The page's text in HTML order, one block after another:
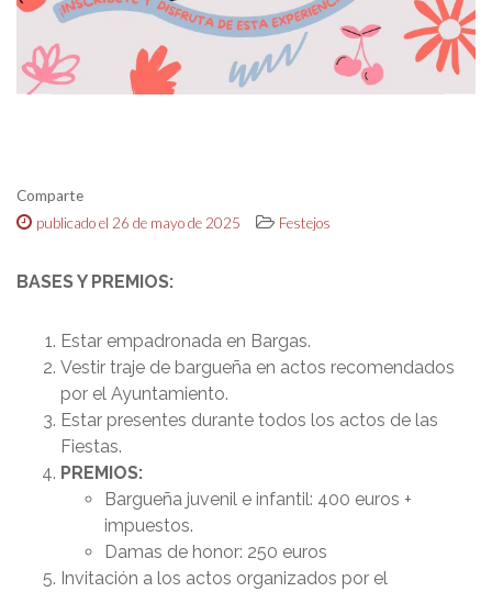
Comparte
publicado el 26 de mayo de 2025
Festejos
BASES Y PREMIOS:
Estar empadronada en Bargas.
Vestir traje de bargueña en actos recomendados
por el Ayuntamiento.
Estar presentes durante todos los actos de las
Fiestas.
PREMIOS:
Bargueña juvenil e infantil: 400 euros +
impuestos.
Damas de honor: 250 euros
Invitación a los actos organizados por el